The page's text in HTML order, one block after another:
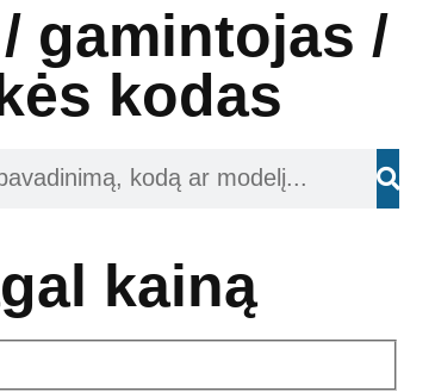
gamintojas /
kodas
kainą